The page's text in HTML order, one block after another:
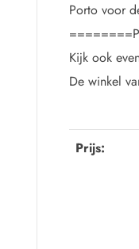
Prijs:
Porto voor
Kijk ook
De winkel